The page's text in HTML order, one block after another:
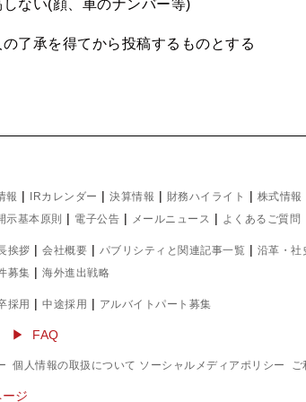
ない(顔、車のナンバー等)
了承を得てから投稿するものとする
報 | IRカレンダー | 決算情報 | 財務ハイライト | 株式情報
示基本原則 | 電子公告 | メールニュース | よくあるご質問
挨拶 | 会社概要 | パブリシティと関連記事一覧 | 沿革・社
募集 | 海外進出戦略
採用 | 中途採用 | アルバイトパート募集
FAQ
個人情報の取扱について ソーシャルメディアポリシー ご
ジ